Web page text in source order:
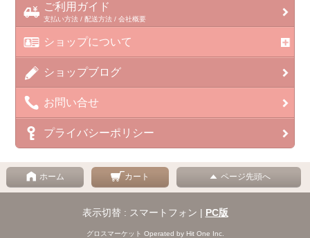
ご利用ガイド
支払い方法 / 配送方法 / 会社概要
ショップについて
ショップブログ
お問い合せ
プライバシーポリシー
ホーム カート ページ先頭へ
表示切替 : スマートフォン | PC版
グロスマーケット Operated by Hit One Inc.